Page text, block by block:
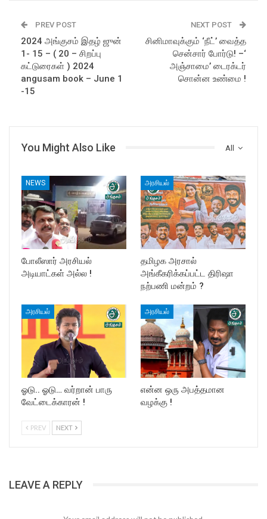
PREV POST
2024 அங்குசம் இதழ் ஜுன்
1- 15 – ( 20 – சிறப்பு
கட்டுரைகள் ) 2024
angusam book – June 1
-15
NEXT POST
சினிமாவுக்கும் ‘நீட்’ வைத்த
சென்சார் போர்டு! –‘
அஞ்சாமை’ டைரக்டர்
சொன்ன உண்மை !
All
You Might Also Like
NEWS
போலீஸார் அரசியல்
அடியாட்கள் அல்ல !
அரசியல்
தமிழக அரசால்
அங்கீகரிக்கப்பட்ட திரிஷா
நற்பணி மன்றம் ?
அரசியல்
ஓடு.. ஓடு… வர்றான் பாரு
வேட்டைக்காரன் !
அரசியல்
என்ன ஒரு அபத்தமான
வழக்கு !
PREV NEXT
LEAVE A REPLY